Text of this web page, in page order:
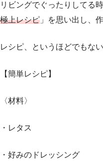
リビングでぐったりしてる時
極上レシピ 」を思い出し、
レシピ、というほどでもな
【簡単レシピ】
〈材料〉
・レタス
・好みのドレッシング